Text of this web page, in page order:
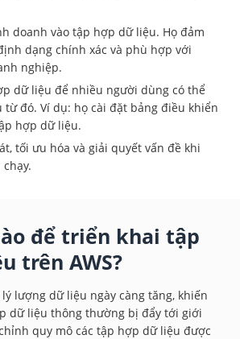
doanh vào tập hợp dữ liệu. Họ đảm
dạng chính xác và phù hợp với
nghiệp.
dữ liệu để nhiều người dùng có thể
đó. Ví dụ: họ cài đặt bảng điều khiển
hợp dữ liệu.
tối ưu hóa và giải quyết vấn đề khi
để triển khai tập
trên AWS?
lý lượng dữ liệu ngày càng tăng, khiến
dữ liệu thông thường bị đẩy tới giới
quy mô các tập hợp dữ liệu được